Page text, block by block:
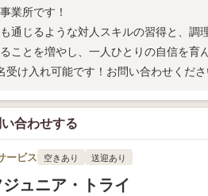
業所です！
通じるような対人スキルの習得と、
ことを増やし、一人ひとりの自信を育
受け入れ可能です！お問い合わせくだ
合わせする
ービス 空きあり 送迎あり
ュニア・トライ